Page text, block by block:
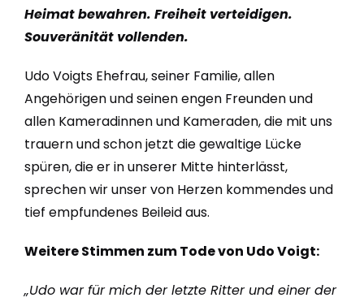
Heimat bewahren. Freiheit verteidigen.
Souveränität vollenden.
Udo Voigts Ehefrau, seiner Familie, allen
Angehörigen und seinen engen Freunden und
allen Kameradinnen und Kameraden, die mit uns
trauern und schon jetzt die gewaltige Lücke
spüren, die er in unserer Mitte hinterlässt,
sprechen wir unser von Herzen kommendes und
tief empfundenes Beileid aus.
Weitere Stimmen zum Tode von Udo Voigt:
„Udo war für mich der letzte Ritter und einer der